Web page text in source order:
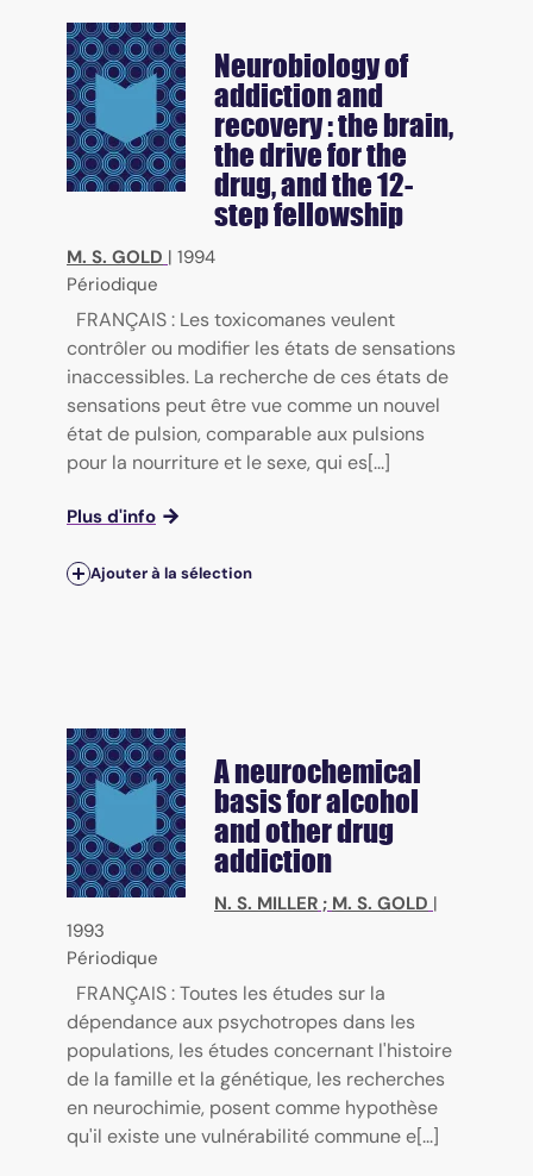
Neurobiology of
addiction and
recovery : the brain,
the drive for the
drug, and the 12-
step fellowship
M. S. GOLD | 1994
Périodique
FRANÇAIS : Les toxicomanes veulent
contrôler ou modifier les états de sensations
inaccessibles. La recherche de ces états de
sensations peut être vue comme un nouvel
état de pulsion, comparable aux pulsions
pour la nourriture et le sexe, qui es[...]
Plus d'info
Ajouter à la sélection
A neurochemical
basis for alcohol
and other drug
addiction
N. S. MILLER ; M. S. GOLD |
1993
Périodique
FRANÇAIS : Toutes les études sur la
dépendance aux psychotropes dans les
populations, les études concernant l'histoire
de la famille et la génétique, les recherches
en neurochimie, posent comme hypothèse
qu'il existe une vulnérabilité commune e[...]